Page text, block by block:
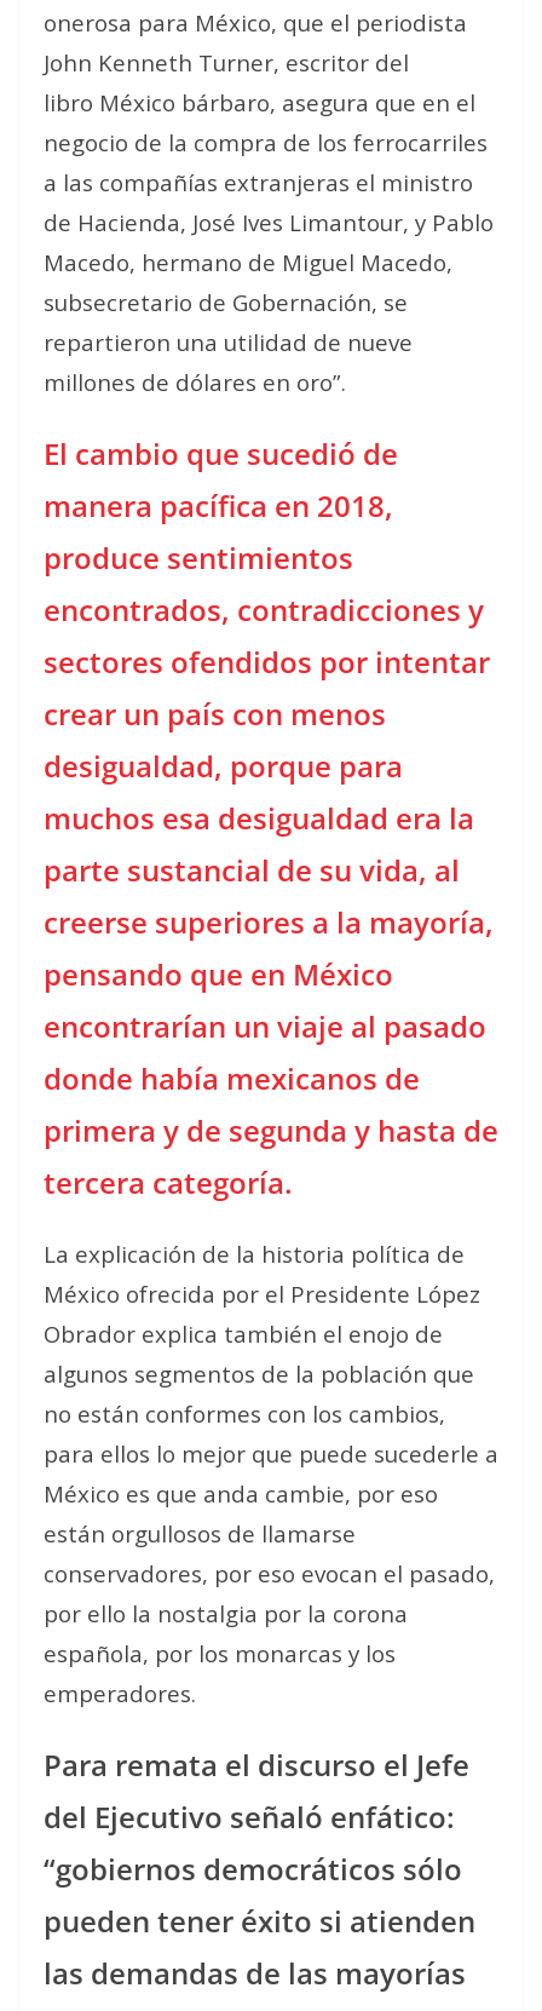
onerosa para México, que el periodista
John Kenneth Turner, escritor del
libro México bárbaro, asegura que en el
negocio de la compra de los ferrocarriles
a las compañías extranjeras el ministro
de Hacienda, José Ives Limantour, y Pablo
Macedo, hermano de Miguel Macedo,
subsecretario de Gobernación, se
repartieron una utilidad de nueve
millones de dólares en oro”.
El cambio que sucedió de
manera pacífica en 2018,
produce sentimientos
encontrados, contradicciones y
sectores ofendidos por intentar
crear un país con menos
desigualdad, porque para
muchos esa desigualdad era la
parte sustancial de su vida, al
creerse superiores a la mayoría,
pensando que en México
encontrarían un viaje al pasado
donde había mexicanos de
primera y de segunda y hasta de
tercera categoría.
La explicación de la historia política de
México ofrecida por el Presidente López
Obrador explica también el enojo de
algunos segmentos de la población que
no están conformes con los cambios,
para ellos lo mejor que puede sucederle a
México es que anda cambie, por eso
están orgullosos de llamarse
conservadores, por eso evocan el pasado,
por ello la nostalgia por la corona
española, por los monarcas y los
emperadores.
Para remata el discurso el Jefe
del Ejecutivo señaló enfático:
“gobiernos democráticos sólo
pueden tener éxito si atienden
las demandas de las mayorías